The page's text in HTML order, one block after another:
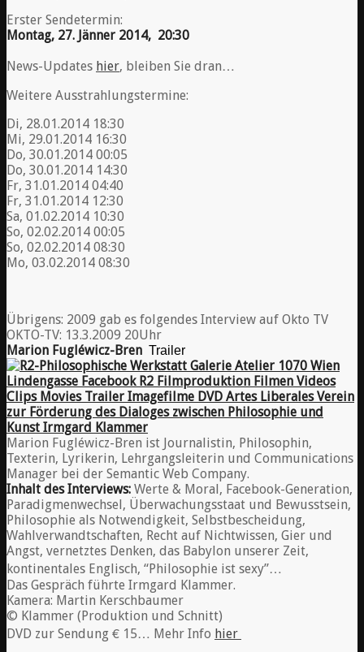
Erster Sendetermin:
Montag, 27. Jänner 2014, 20:30
News-Updates hier, bleiben Sie dran…
Weitere Ausstrahlungstermine:
Di, 28.01.2014 18:30
Mi, 29.01.2014 16:30
Do, 30.01.2014 00:05
Do, 30.01.2014 14:30
Fr, 31.01.2014 04:40
Fr, 31.01.2014 12:30
Sa, 01.02.2014 10:30
So, 02.02.2014 00:05
So, 02.02.2014 08:30
Mo, 03.02.2014 08:30
Übrigens: 2009 gab es folgendes Interview auf Okto TV
OKTO-TV: 13.3.2009 20Uhr
Marion Fugléwicz-Bren Trailer
Marion Fugléwicz-Bren ist Journalistin, Philosophin,
Texterin, Lyrikerin, Lehrgangsleiterin und Communications
Manager bei der Semantic Web Company.
Inhalt des Interviews: Werte & Moral, Facebook-Generation,
Paradigmenwechsel, Überwachungsstaat und Bewusstsein,
Philosophie als Notwendigkeit, Selbstbescheidung,
Wahlverwandtschaften, Recht auf Nichtwissen, Gier und
Angst, vernetztes Denken, das Babylon unserer Zeit,
kontinentales Englisch, “Philosophie ist sexy”…
Das Gespräch führte Irmgard Klammer.
Kamera: Martin Kerschbaumer
© Klammer (Produktion und Schnitt)
DVD zur Sendung € 15… Mehr Info hier